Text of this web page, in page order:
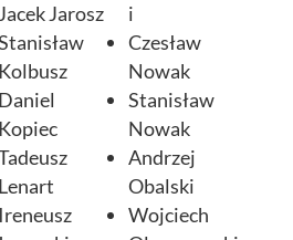
Jacek Jarosz
Kolbusz
Daniel
Kopiec
Lenart
Ireneusz
i
Czesław
Nowak
Stanisław
Nowak
Andrzej
Obalski
Wojciech